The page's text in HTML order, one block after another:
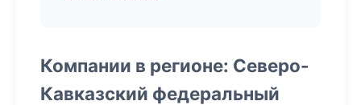
Компании в регионе: Северо-
Кавказский федеральный